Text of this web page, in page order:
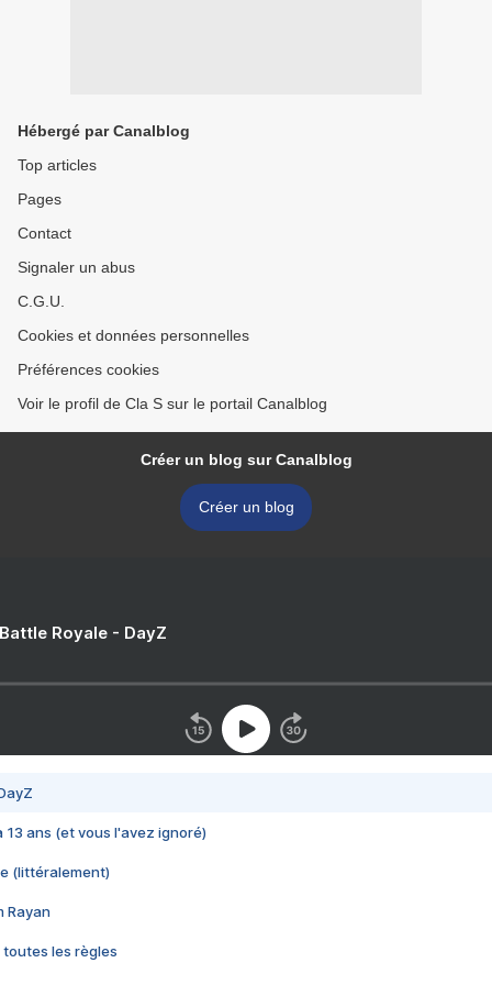
Hébergé par Canalblog
Top articles
Pages
Contact
Signaler un abus
C.G.U.
Cookies et données personnelles
Préférences cookies
Voir le profil de Cla S sur le portail Canalblog
Créer un blog sur Canalblog
Créer un blog
Royale - DayZ
13 ans (et vous l'avez ignoré)
(littéralement)
Rayan
toutes les règles